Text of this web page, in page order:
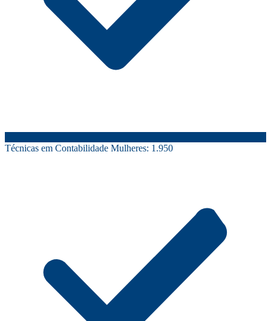
Técnicas em Contabilidade Mulheres: 1.950